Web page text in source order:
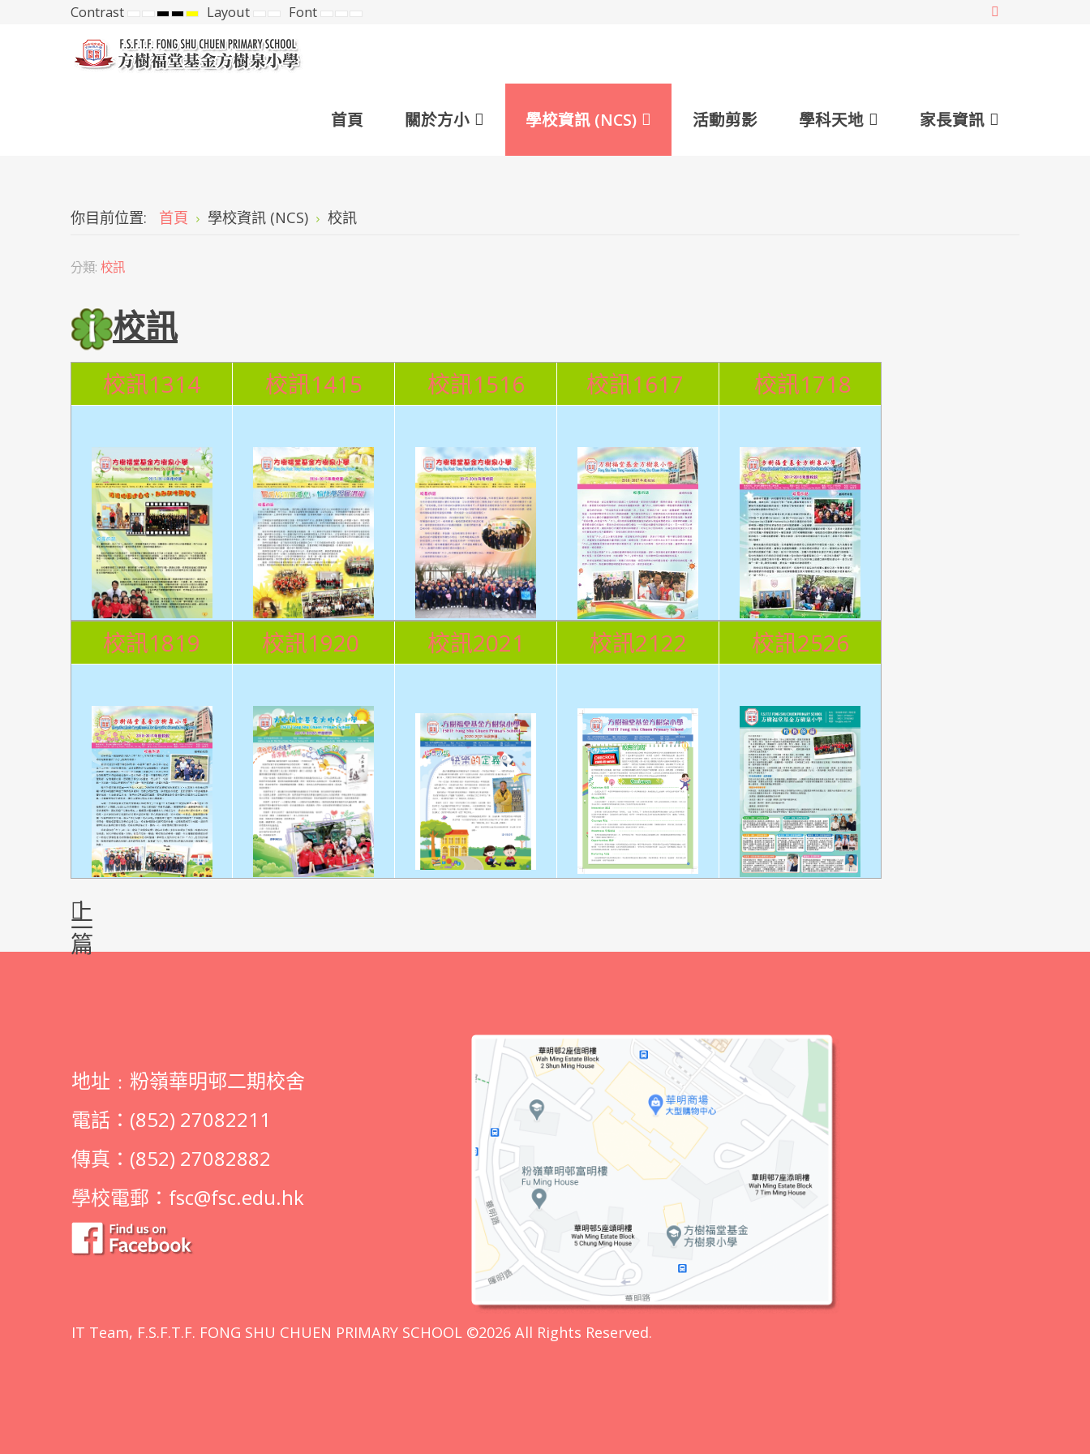
Contrast Default
Night
High
Black
White
mode
High
Black
Yellow
mode
High
Yellow
Black
mode
Layout Fixed
WideFont SetSetSet
首頁 關於方小 學校資訊 (NCS) 活動剪影 學科天地 家長資訊
你目前位置: 首頁 學校資訊 (NCS) 校訊
分類: 校訊
校訊
校訊1314 校訊1415 校訊1516 校訊1617 校訊1718
校訊1819 校訊1920 校訊2021 校訊2122 校訊2526
上
一
篇
地址﹕粉嶺華明邨二期校舍
電話：(852) 27082211
傳真：(852) 27082882
學校電郵： fsc@fsc.edu.hk
IT Team, F.S.F.T.F. FONG SHU CHUEN PRIMARY SCHOOL ©2026 All Rights Reserved.